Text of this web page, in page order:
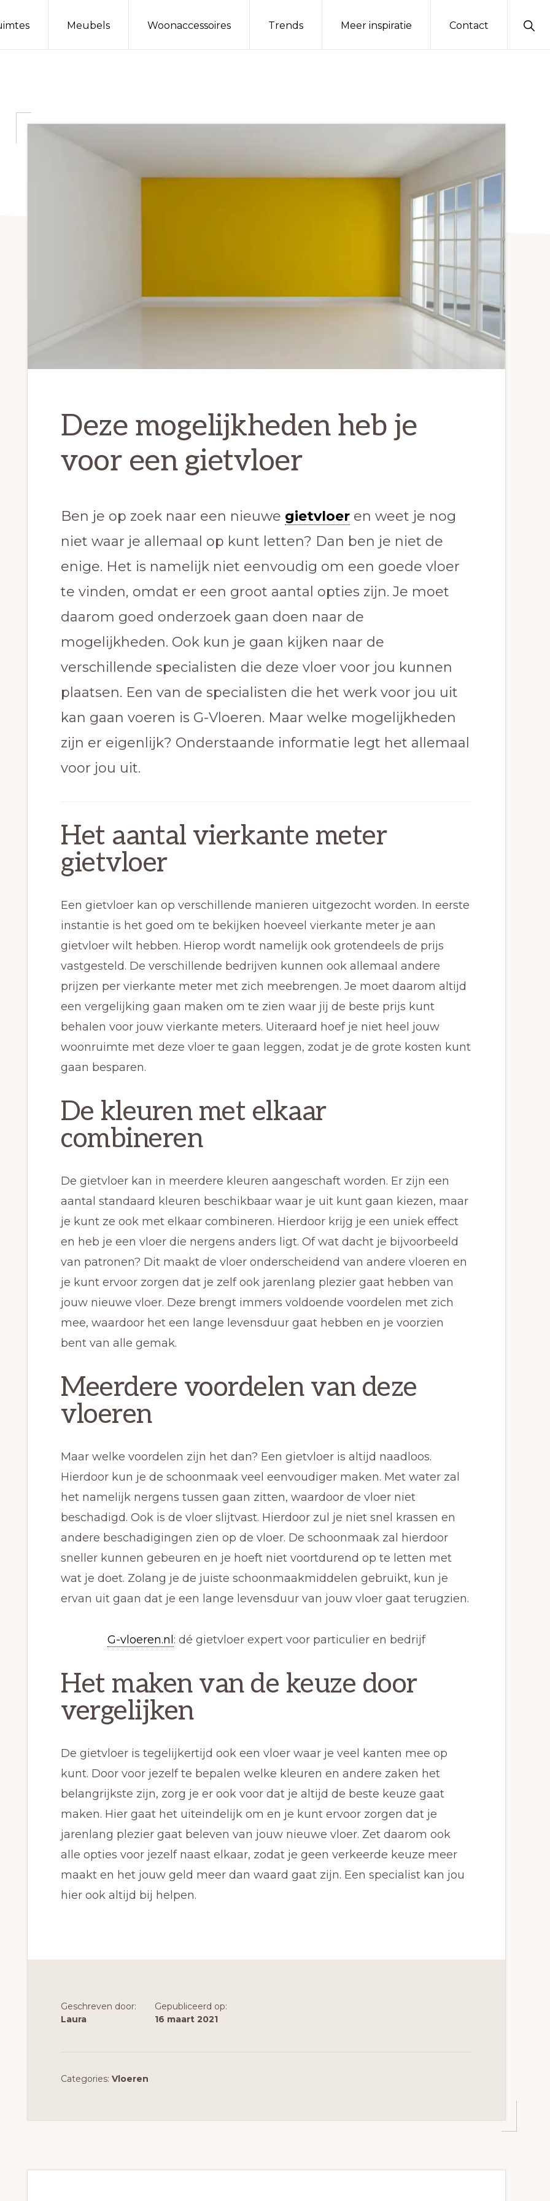
Meubels Woonaccessoires Trends Meer inspiratie Contact
Deze mogelijkheden heb je
voor een gietvloer
Ben je op zoek naar een nieuwe gietvloer en weet je nog
niet waar je allemaal op kunt letten? Dan ben je niet de
enige. Het is namelijk niet eenvoudig om een goede vloer
te vinden, omdat er een groot aantal opties zijn. Je moet
daarom goed onderzoek gaan doen naar de
mogelijkheden. Ook kun je gaan kijken naar de
verschillende specialisten die deze vloer voor jou kunnen
plaatsen. Een van de specialisten die het werk voor jou uit
kan gaan voeren is G-Vloeren. Maar welke mogelijkheden
zijn er eigenlijk? Onderstaande informatie legt het allemaal
voor jou uit.
Het aantal vierkante meter
gietvloer
Een gietvloer kan op verschillende manieren uitgezocht worden. In eerste
instantie is het goed om te bekijken hoeveel vierkante meter je aan
gietvloer wilt hebben. Hierop wordt namelijk ook grotendeels de prijs
vastgesteld. De verschillende bedrijven kunnen ook allemaal andere
prijzen per vierkante meter met zich meebrengen. Je moet daarom altijd
een vergelijking gaan maken om te zien waar jij de beste prijs kunt
behalen voor jouw vierkante meters. Uiteraard hoef je niet heel jouw
woonruimte met deze vloer te gaan leggen, zodat je de grote kosten kunt
gaan besparen.
De kleuren met elkaar
combineren
De gietvloer kan in meerdere kleuren aangeschaft worden. Er zijn een
aantal standaard kleuren beschikbaar waar je uit kunt gaan kiezen, maar
je kunt ze ook met elkaar combineren. Hierdoor krijg je een uniek effect
en heb je een vloer die nergens anders ligt. Of wat dacht je bijvoorbeeld
van patronen? Dit maakt de vloer onderscheidend van andere vloeren en
je kunt ervoor zorgen dat je zelf ook jarenlang plezier gaat hebben van
jouw nieuwe vloer. Deze brengt immers voldoende voordelen met zich
mee, waardoor het een lange levensduur gaat hebben en je voorzien
bent van alle gemak.
Meerdere voordelen van deze
vloeren
Maar welke voordelen zijn het dan? Een gietvloer is altijd naadloos.
Hierdoor kun je de schoonmaak veel eenvoudiger maken. Met water zal
het namelijk nergens tussen gaan zitten, waardoor de vloer niet
beschadigd. Ook is de vloer slijtvast. Hierdoor zul je niet snel krassen en
andere beschadigingen zien op de vloer. De schoonmaak zal hierdoor
sneller kunnen gebeuren en je hoeft niet voortdurend op te letten met
wat je doet. Zolang je de juiste schoonmaakmiddelen gebruikt, kun je
ervan uit gaan dat je een lange levensduur van jouw vloer gaat terugzien.
G-vloeren.nl : dé gietvloer expert voor particulier en bedrijf
Het maken van de keuze door
vergelijken
De gietvloer is tegelijkertijd ook een vloer waar je veel kanten mee op
kunt. Door voor jezelf te bepalen welke kleuren en andere zaken het
belangrijkste zijn, zorg je er ook voor dat je altijd de beste keuze gaat
maken. Hier gaat het uiteindelijk om en je kunt ervoor zorgen dat je
jarenlang plezier gaat beleven van jouw nieuwe vloer. Zet daarom ook
alle opties voor jezelf naast elkaar, zodat je geen verkeerde keuze meer
maakt en het jouw geld meer dan waard gaat zijn. Een specialist kan jou
hier ook altijd bij helpen.
Geschreven door:
Laura
Gepubliceerd op:
16 maart 2021
Categories: Vloeren